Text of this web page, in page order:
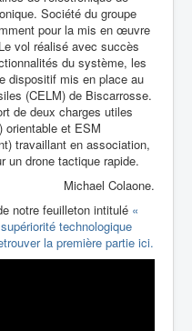
Société du groupe
pour la mis en œuvre
Le vol réalisé avec succès
du système, les
dispositif mis en place au
(CELM) de Biscarrosse.
de deux charges utiles
orientable et ESM
travaillant en association,
un drone tactique rapide.
Michael Colaone.
notre feuilleton intitulé «
technologique
la première partie ici.